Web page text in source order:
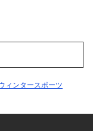
ィンタースポーツ